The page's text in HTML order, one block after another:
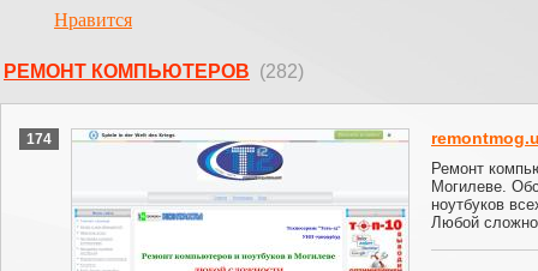
Нравится
РЕМОНТ КОМПЬЮТЕРОВ (282)
174
Ремонт
Могилеве.
ноутбуков
Любой